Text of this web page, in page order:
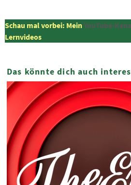
Schau mal vorbei: MeinYouTube-
Lernvideos
Das könnte dich auch